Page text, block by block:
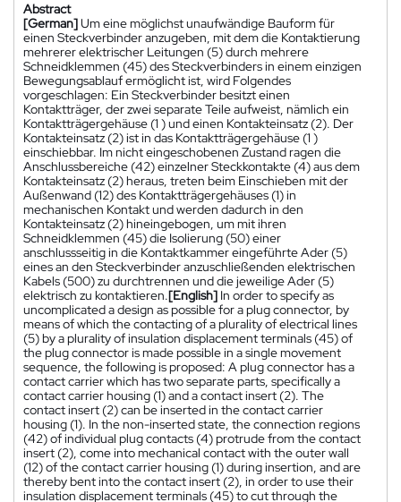
Abstract
[German]Um eine möglichst unaufwändige Bauform für
einen Steckverbinder anzugeben, mit dem die Kontaktierung
mehrerer elektrischer Leitungen (5) durch mehrere
Schneidklemmen (45) des Steckverbinders in einem einzigen
Bewegungsablauf ermöglicht ist, wird Folgendes
vorgeschlagen: Ein Steckverbinder besitzt einen
Kontaktträger, der zwei separate Teile aufweist, nämlich ein
Kontaktträgergehäuse (1 ) und einen Kontakteinsatz (2). Der
Kontakteinsatz (2) ist in das Kontaktträgergehäuse (1 )
einschiebbar. Im nicht eingeschobenen Zustand ragen die
Anschlussbereiche (42) einzelner Steckkontakte (4) aus dem
Kontakteinsatz (2) heraus, treten beim Einschieben mit der
Außenwand (12) des Kontaktträgergehäuses (1) in
mechanischen Kontakt und werden dadurch in den
Kontakteinsatz (2) hineingebogen, um mit ihren
Schneidklemmen (45) die Isolierung (50) einer
anschlussseitig in die Kontaktkammer eingeführte Ader (5)
eines an den Steckverbinder anzuschließenden elektrischen
Kabels (500) zu durchtrennen und die jeweilige Ader (5)
elektrisch zu kontaktieren.[English] In order to specify as
uncomplicated a design as possible for a plug connector, by
means of which the contacting of a plurality of electrical lines
(5) by a plurality of insulation displacement terminals (45) of
the plug connector is made possible in a single movement
sequence, the following is proposed: A plug connector has a
contact carrier which has two separate parts, specifically a
contact carrier housing (1) and a contact insert (2). The
contact insert (2) can be inserted in the contact carrier
housing (1). In the non-inserted state, the connection regions
(42) of individual plug contacts (4) protrude from the contact
insert (2), come into mechanical contact with the outer wall
(12) of the contact carrier housing (1) during insertion, and are
thereby bent into the contact insert (2), in order to use their
insulation displacement terminals (45) to cut through the